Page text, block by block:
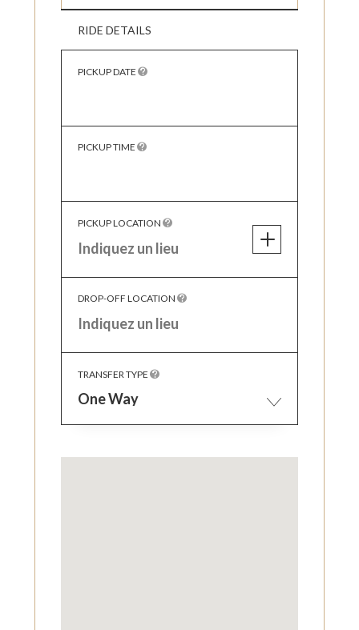
RIDE DETAILS
PICKUP DATE
PICKUP TIME
PICKUP LOCATION
DROP-OFF LOCATION
TRANSFER TYPE
One Way